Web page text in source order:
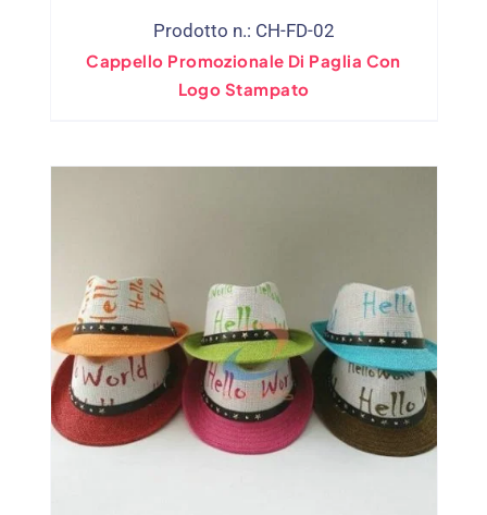
Prodotto n.: CH-FD-02
Cappello Promozionale Di Paglia Con
Logo Stampato